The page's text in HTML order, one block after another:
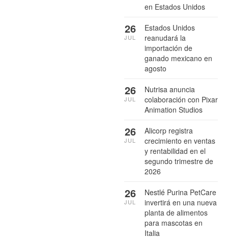
en Estados Unidos
Estados Unidos
reanudará la
importación de
ganado mexicano en
agosto
26
JUL
Nutrisa anuncia
colaboración con Pixar
Animation Studios
26
JUL
Alicorp registra
crecimiento en ventas
y rentabilidad en el
segundo trimestre de
2026
26
JUL
Nestlé Purina PetCare
invertirá en una nueva
planta de alimentos
para mascotas en
Italia
26
JUL